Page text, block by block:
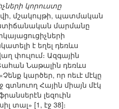
կորուստը
մշակույթի, պատմական
մարմանը
է եղել դեռևս
փուլում։ Ազգային
Նաթալին դեռևս
կարծեր, որ ոեւէ մէկը
գտնուող Հային միայն մէկ
լեզուին
տալ» [1, էջ 38]։